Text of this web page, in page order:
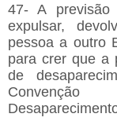
47- A previsão
expulsar,
pessoa a outro
para crer que a
de